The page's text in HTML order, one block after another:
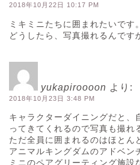
2018年10月22日 10:17 PM
ミキミニたちに囲まれたいです。
どうしたら、写真撮れるんです
yukapiroooon より:
2018年10月23日 3:48 PM
キャラクターダイニングだと、
ってきてくれるので写真も撮れ
ただ全員に囲まれるのはほとん
アニマルキングダムのアドベン
ミニのペアグリーティング施設